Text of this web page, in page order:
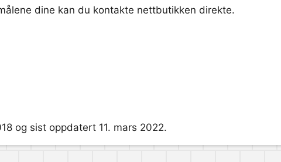
dine kan du kontakte nettbutikken direkte.
og sist oppdatert 11. mars 2022.